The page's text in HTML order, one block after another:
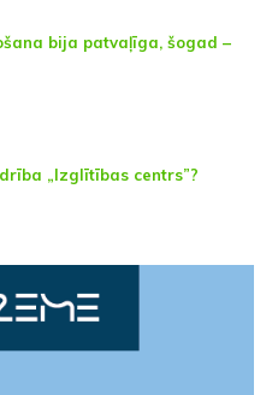
bija patvaļīga, šogad –
„Izglītības centrs”?